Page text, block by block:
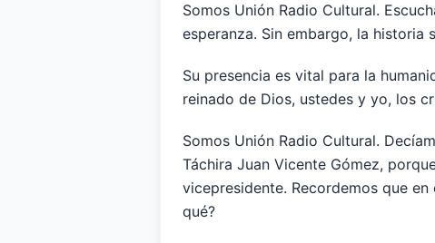
Somos Unión Radio Cultural.
esperanza. Sin embargo, la
Su presencia es vital para la
reinado de Dios, ustedes y yo, los
Somos Unión Radio Cultural.
Táchira Juan Vicente Gómez,
vicepresidente. Recordemos que
qué?